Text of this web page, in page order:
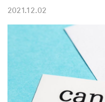
2021.12.02